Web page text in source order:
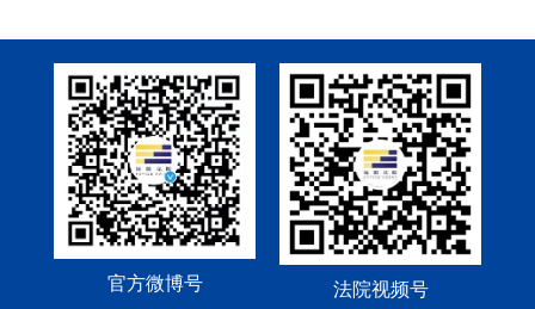
官方微博号 法院视频号